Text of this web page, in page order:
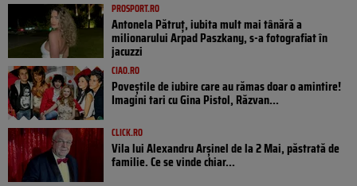
PROSPORT.RO
Antonela Pătruț, iubita mult mai tânără a
milionarului Arpad Paszkany, s-a fotografiat în
jacuzzi
CIAO.RO
Poveştile de iubire care au rămas doar o amintire!
Imagini tari cu Gina Pistol, Răzvan...
CLICK.RO
Vila lui Alexandru Arșinel de la 2 Mai, păstrată de
familie. Ce se vinde chiar...